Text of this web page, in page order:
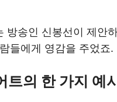
방송인 신봉선이 제안
들에게 영감을 주었죠.
트의 한 가지 예